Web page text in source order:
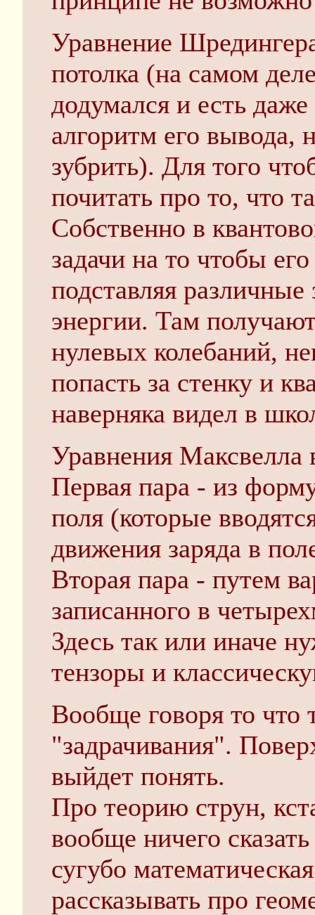
Уравнение
потолка (на самом
додумался и есть
алгоритм его вывода,
зубрить). Для того
почитать про то, что
Собственно в
задачи на то чтобы
подставляя
энергии. Там
нулевых колебаний,
попасть за стенку и
наверняка видел в
Уравнения Максвелла
Первая пара - из
поля (которые
движения заряда в
Вторая пара - путем
записанного в
Здесь так или иначе
тензоры и
Вообще говоря то что
"задрачивания".
выйдет понять.
Про теорию струн,
вообще ничего
сугубо
рассказывать про